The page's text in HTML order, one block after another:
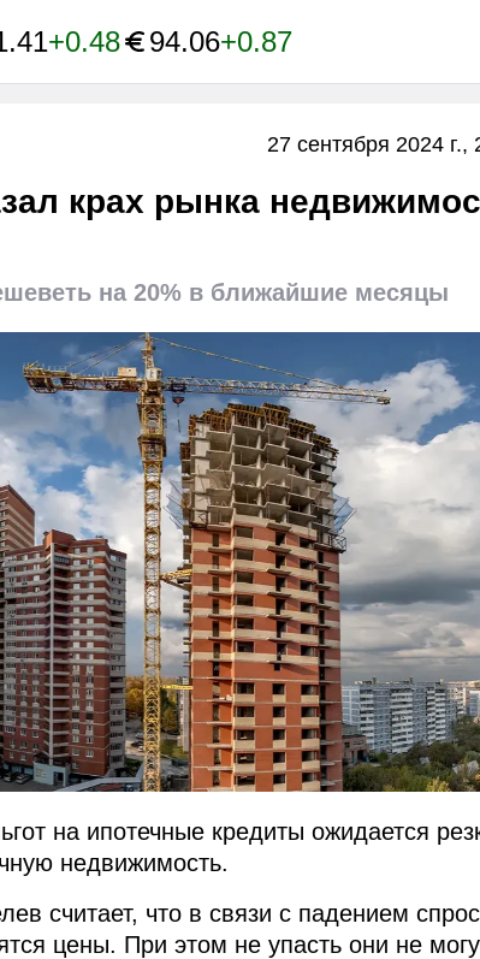
+0.48 94.06+0.87
27 сентября 2024 г.,
крах рынка
на 20% в ближайшие месяцы
на ипотечные кредиты ожидается
недвижимость.
считает, что в связи с падением
цены. При этом не упасть они не